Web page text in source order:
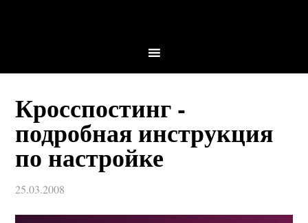
Кросспостинг -
подробная инструкция
по настройке
25.03.2008